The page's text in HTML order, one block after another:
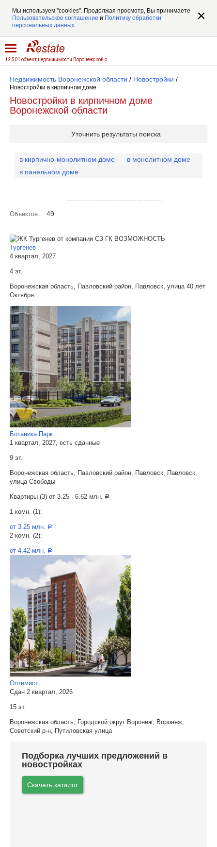
Мы используем "cookies". Продолжая просмотр, Вы принимаете
Пользовательское соглашение и Политику обработки
персональных данных.
Недвижимость Воронежской области / Новостройки /
Новостройки в кирпичном доме
Новостройки в кирпичном доме
Воронежской области
Уточнить результаты поиска
в кирпично-монолитном доме
в монолитном доме
в панельном доме
Объектов: 49
Тургенев
4 квартал, 2027
4 эт.
Воронежская область, Павловский район, Павловск, улица 40 лет
Октября
Ботаника Парк
1 квартал, 2027, есть сданные
9 эт.
Воронежская область, Павловский район, Павловск, Павловск,
улица Свободы
Квартиры (3) от 3.25 - 6.62 млн. a
1 комн. (1):
от 3.25 млн. a
2 комн. (2):
от 4.42 млн. a
Оптимист
Сдан 2 квартал, 2026
15 эт.
Воронежская область, Городской округ Воронеж, Воронеж,
Советский р-н, Путиловская улица
Подборка лучших предложений в
новостройках
Скачать каталог